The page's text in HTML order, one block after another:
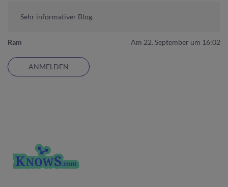
Sehr informativer Blog.
Ram Am 22. September um 16:02
ANMELDEN